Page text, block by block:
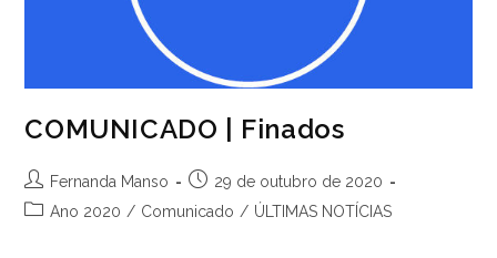
COMUNICADO | Finados
Autor
do
Fernanda Manso
Post
publicado:
29 de outubro de 2020
Categoria
Ano 2020 / Comunicado / ÚLTIMAS NOTÍCIAS